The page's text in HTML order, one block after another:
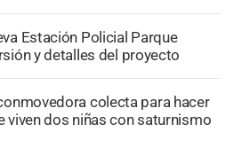
Estación Policial Parque
y detalles del proyecto
colecta para hacer
viven dos niñas con saturnismo